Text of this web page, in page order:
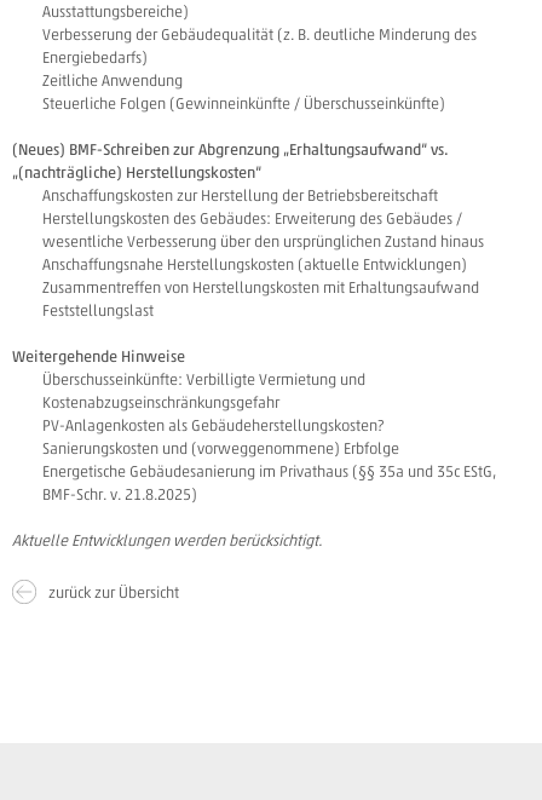
Ausstattungsbereiche)
Verbesserung der Gebäudequalität (z. B. deutliche Minderung des
Energiebedarfs)
Zeitliche Anwendung
Steuerliche Folgen (Gewinneinkünfte / Überschusseinkünfte)
(Neues) BMF-Schreiben zur Abgrenzung „Erhaltungsaufwand“ vs.
„(nachträgliche) Herstellungskosten“
Anschaffungskosten zur Herstellung der Betriebsbereitschaft
Herstellungskosten des Gebäudes: Erweiterung des Gebäudes /
wesentliche Verbesserung über den ursprünglichen Zustand hinaus
Anschaffungsnahe Herstellungskosten (aktuelle Entwicklungen)
Zusammentreffen von Herstellungskosten mit Erhaltungsaufwand
Feststellungslast
Weitergehende Hinweise
Überschusseinkünfte: Verbilligte Vermietung und
Kostenabzugseinschränkungsgefahr
PV-Anlagenkosten als Gebäudeherstellungskosten?
Sanierungskosten und (vorweggenommene) Erbfolge
Energetische Gebäudesanierung im Privathaus (§§ 35a und 35c EStG,
BMF-Schr. v. 21.8.2025)
Aktuelle Entwicklungen werden berücksichtigt.
zurück zur Übersicht